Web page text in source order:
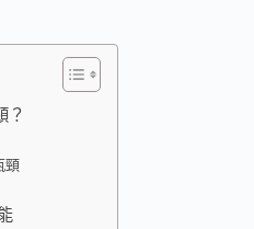
？
頸